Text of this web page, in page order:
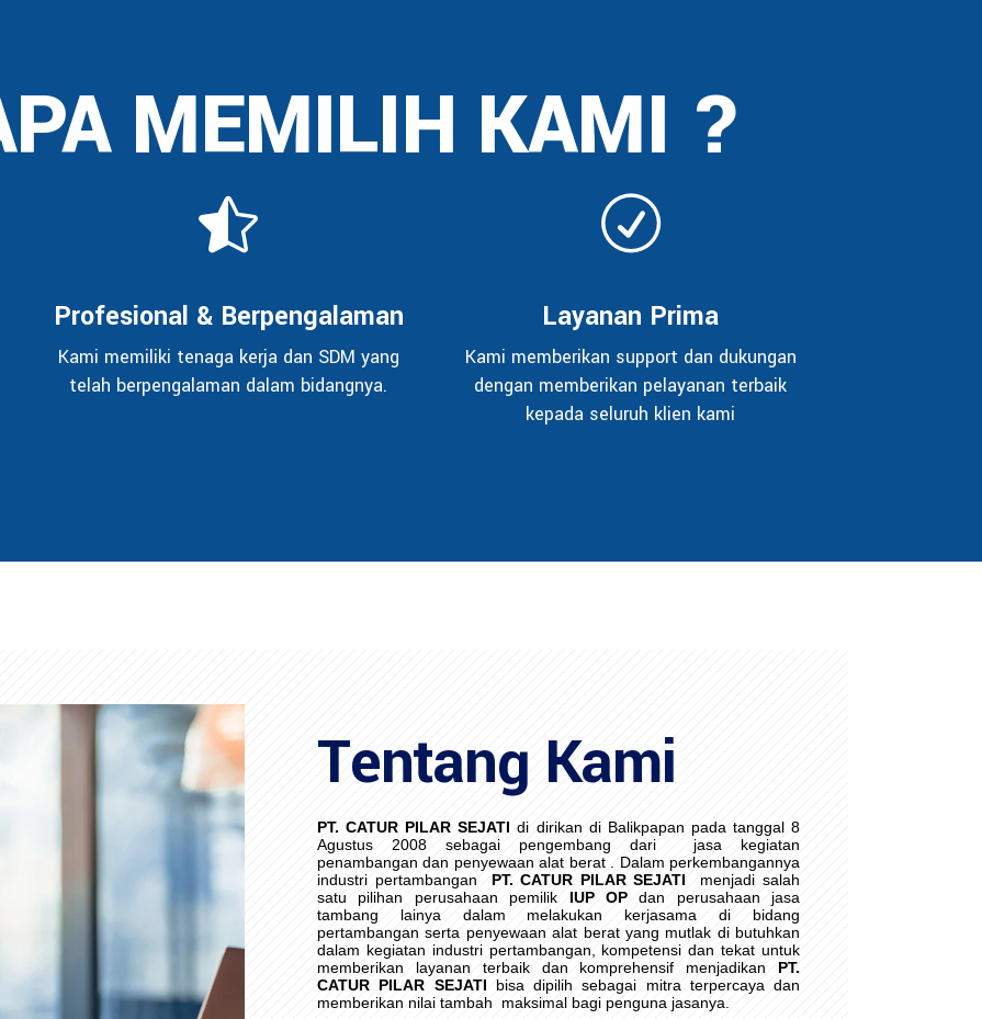
MEMILIH KAMI ?
Profesional & Berpengalaman
Kami memiliki tenaga kerja dan SDM yang
telah berpengalaman dalam bidangnya.
Layanan Prima
Kami memberikan support dan dukungan
dengan memberikan pelayanan terbaik
kepada seluruh klien kami
Tentang Kami
PT. CATUR PILAR SEJATI di dirikan di Balikpapan pada tanggal 8
Agustus 2008 sebagai pengembang dari
jasa kegiatan
penambangan dan penyewaan alat berat . Dalam perkembangannya
industri pertambangan
PT. CATUR PILAR SEJATI
menjadi salah
satu pilihan perusahaan pemilik IUP OPdan perusahaan jasa
tambang lainya dalam melakukan kerjasama di bidang
pertambangan serta penyewaan alat berat yang mutlak di butuhkan
dalam kegiatan industri pertambangan, kompetensi dan tekat untuk
memberikan layanan terbaik dan komprehensif menjadikan PT.
CATUR PILAR SEJATI bisa dipilih sebagai mitra terpercaya dan
memberikan nilai tambah
maksimal bagi penguna jasanya.